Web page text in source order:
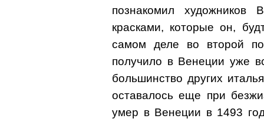
познакомил
красками, которые он,
самом деле во второй
получило в Венеции уже
большинство других
оставалось еще при
умер в Венеции в 1493